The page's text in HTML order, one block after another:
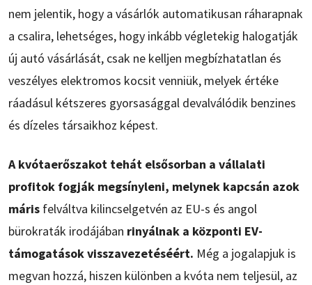
nem jelentik, hogy a vásárlók automatikusan ráharapnak
a csalira, lehetséges, hogy inkább végletekig halogatják
új autó vásárlását, csak ne kelljen megbízhatatlan és
veszélyes elektromos kocsit venniük, melyek értéke
ráadásul kétszeres gyorsasággal devalválódik benzines
és dízeles társaikhoz képest.
A kvótaerőszakot tehát elsősorban a vállalati
profitok fogják megsínyleni, melynek kapcsán azok
máris felváltva kilincselgetvén az EU-s és angol
bürokraták irodájában rinyálnak a központi EV-
támogatások visszavezetéséért. Még a jogalapjuk is
megvan hozzá, hiszen különben a kvóta nem teljesül, az